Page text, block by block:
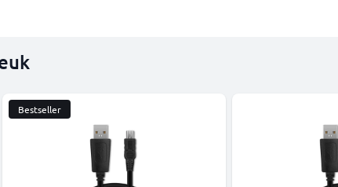
Bestseller